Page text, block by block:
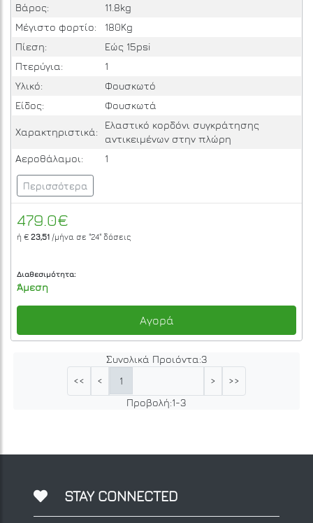
Βάρος:
11.8kg
Μέγιστο φορτίο:
180Kg
Πίεση:
Εώς 15psi
Πτερύγια:
1
Υλικό:
Φουσκωτό
Είδος:
Φουσκωτά
Χαρακτηριστικά:
Ελαστικό κορδόνι συγκράτησης
αντικειμένων στην πλώρη
Αεροθάλαμοι:
1
Περισσότερα
479.0€
ή € 23,51 /μήνα σε "24" δόσεις
Διαθεσιμότητα:
Άμεση
Αγορά
Συνολικά Προιόντα:3
<<
< 1 >
>>
Προβολή:1-3
STAY CONNECTED